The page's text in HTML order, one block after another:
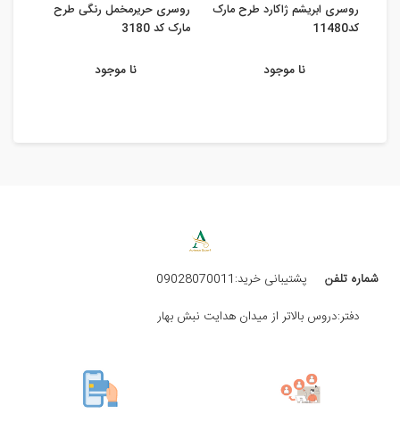
روسری ابریشم ژاکارد طرح مارک
کد11480
نا موجود
روسری حریرمخمل رنگی طرح
مارک کد 3180
نا موجود
شماره تلفن
پشتیبانی خرید:09028070011
دفتر:دروس بالاتر از میدان هدایت نبش بهار